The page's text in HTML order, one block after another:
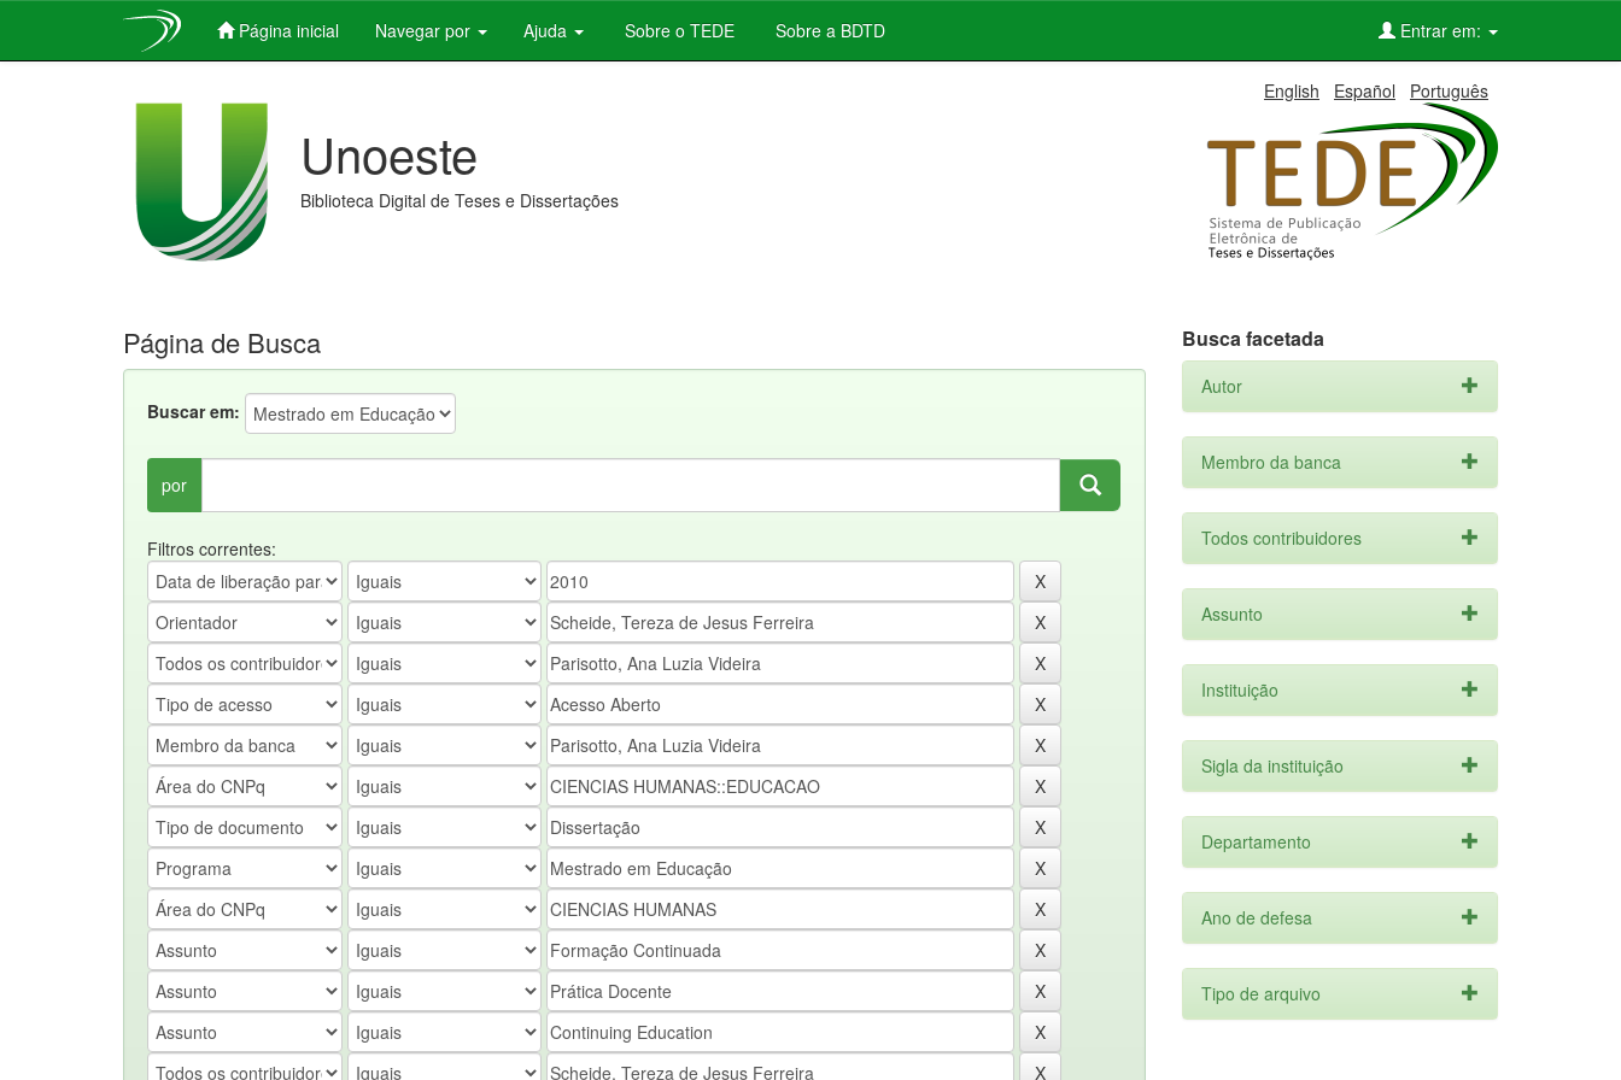
Página inicial Navegar por Ajuda Sobre o TEDE Sobre a BDTD Entrar em:
English Español Português
Unoeste
Biblioteca Digital de Teses e Dissertações
Página de Busca
Buscar em:
por
Filtros correntes:
Busca facetada
Autor
Membro da banca
Todos contribuidores
Assunto
Instituição
Sigla da instituição
Departamento
Ano de defesa
Tipo de arquivo